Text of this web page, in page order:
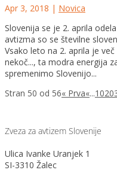
Apr 3, 2018 | Novica
Slovenija se je 2. aprila
avtizma so se številne
Vsako leto na 2. aprila je
nekoč..., ta modra energija
spremenimo Slovenijo...
Stran 50 od 56« Prva«...1020
Zveza za avtizem Slovenije
Ulica Ivanke Uranjek 1
SI-3310 Žalec